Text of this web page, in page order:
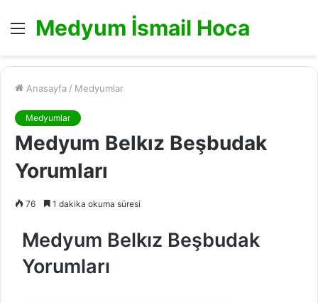
MenüMedyum İsmail Hoca
Anasayfa / Medyumlar
Medyumlar
Medyum Belkız Beşbudak
Yorumları
76 1 dakika okuma süresi
Medyum Belkız Beşbudak
Yorumları